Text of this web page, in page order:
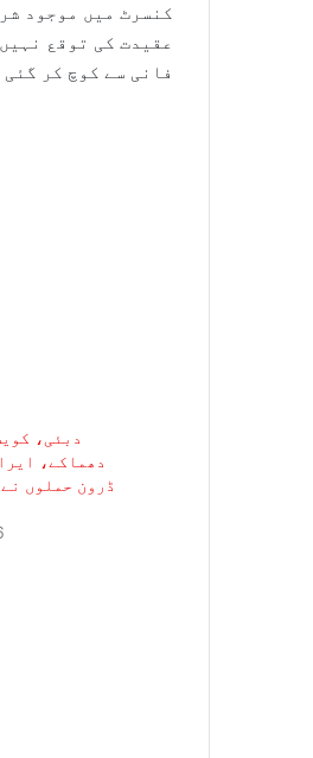
کنسرٹ میں موجود
فانی سے کوچ کر گئی
دبئی،
دھماکے،
ڈرون حملوں